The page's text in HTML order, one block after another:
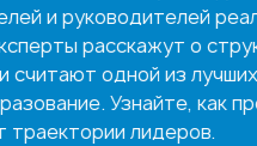
Эксперты курса: